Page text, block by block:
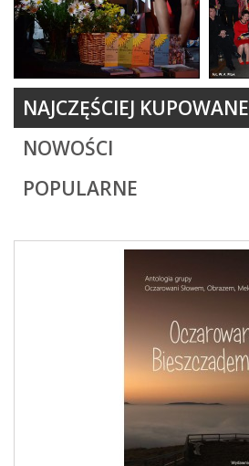
NAJCZĘŚCIEJ KUPOWANE
NOWOŚCI
POPULARNE